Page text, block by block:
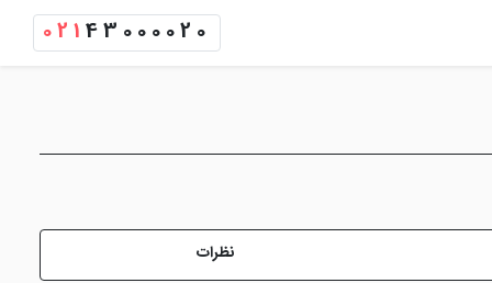
021 43000020
نظرات